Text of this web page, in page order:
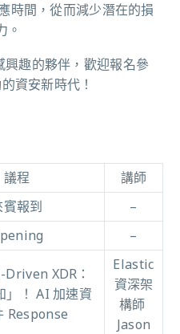
時間，從而減少潛在的損
。
趣的夥伴，歡迎報名參
資安新時代！
議程
講師
賓報到
–
–
XDR：
」！ AI 加速資
Response
Elastic
資深架
構師
Jason